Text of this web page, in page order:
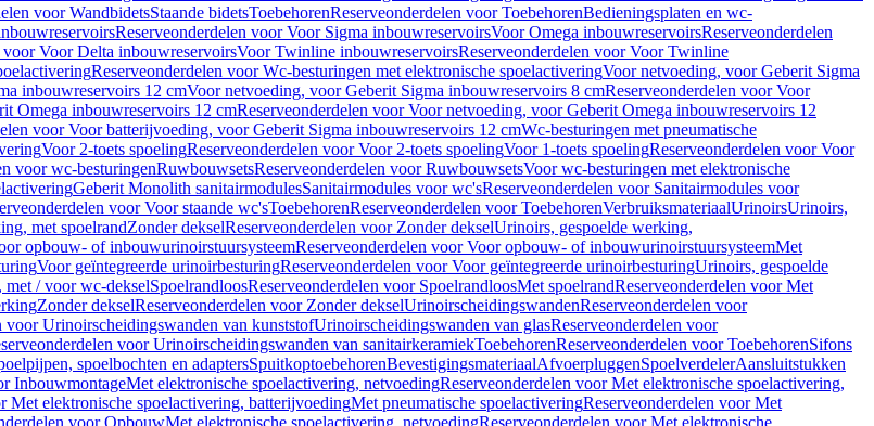
voor WandbidetsStaande bidetsToebehorenReserveonderdelen voor ToebehorenBedieningsplaten en wc-
Reserveonderdelen voor Voor Sigma inbouwreservoirsVoor Omega inbouwreservoirsReserveonderdelen
voor Voor Delta inbouwreservoirsVoor Twinline inbouwreservoirsReserveonderdelen voor Voor Twinline
Reserveonderdelen voor Wc-besturingen met elektronische spoelactiveringVoor netvoeding, voor Geberit Sigma
inbouwreservoirs 12 cmVoor netvoeding, voor Geberit Sigma inbouwreservoirs 8 cmReserveonderdelen voor Voor
Omega inbouwreservoirs 12 cmReserveonderdelen voor Voor netvoeding, voor Geberit Omega inbouwreservoirs 12
voor Voor batterijvoeding, voor Geberit Sigma inbouwreservoirs 12 cmWc-besturingen met pneumatische
Voor 2-toets spoelingReserveonderdelen voor Voor 2-toets spoelingVoor 1-toets spoelingReserveonderdelen voor Voor
voor wc-besturingenRuwbouwsetsReserveonderdelen voor RuwbouwsetsVoor wc-besturingen met elektronische
Geberit Monolith sanitairmodulesSanitairmodules voor wc'sReserveonderdelen voor Sanitairmodules voor
voor Voor staande wc'sToebehorenReserveonderdelen voor ToebehorenVerbruiksmateriaalUrinoirsUrinoirs,
met spoelrandZonder dekselReserveonderdelen voor Zonder dekselUrinoirs, gespoelde werking,
opbouw- of inbouwurinoirstuursysteemReserveonderdelen voor Voor opbouw- of inbouwurinoirstuursysteemMet
Voor geïntegreerde urinoirbesturingReserveonderdelen voor Voor geïntegreerde urinoirbesturingUrinoirs, gespoelde
met / voor wc-dekselSpoelrandloosReserveonderdelen voor SpoelrandloosMet spoelrandReserveonderdelen voor Met
Zonder dekselReserveonderdelen voor Zonder dekselUrinoirscheidingswandenReserveonderdelen voor
voor Urinoirscheidingswanden van kunststofUrinoirscheidingswanden van glasReserveonderdelen voor
voor Urinoirscheidingswanden van sanitairkeramiekToebehorenReserveonderdelen voor ToebehorenSifons
spoelbochten en adaptersSpuitkoptoebehorenBevestigingsmateriaalAfvoerpluggenSpoelverdelerAansluitstukken
InbouwmontageMet elektronische spoelactivering, netvoedingReserveonderdelen voor Met elektronische spoelactivering,
Met elektronische spoelactivering, batterijvoedingMet pneumatische spoelactiveringReserveonderdelen voor Met
voor OpbouwMet elektronische spoelactivering, netvoedingReserveonderdelen voor Met elektronische